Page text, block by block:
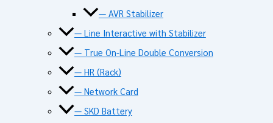
— AVR Stabilizer
— Line Interactive with Stabilizer
— True On-Line Double Conversion
— HR (Rack)
— Network Card
— SKD Battery